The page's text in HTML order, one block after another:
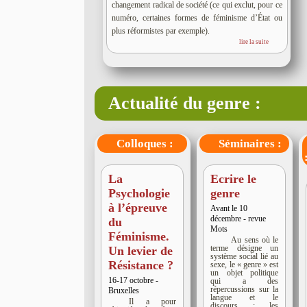
changement radical de société (ce qui exclut, pour ce
numéro, certaines formes de féminisme d’État ou
plus réformistes par exemple).
lire la suite
Actualité du genre :
Colloques :
La
Psychologie
à l’épreuve
du
Féminisme.
Un levier de
Résistance ?
16-17 octobre -
Bruxelles
Il a pour
Séminaires :
Ecrire le
genre
Avant le 10
décembre - revue
Mots
Au sens où le
terme désigne un
système social lié au
sexe, le « genre » est
un objet politique
qui a des
répercussions sur la
langue et le